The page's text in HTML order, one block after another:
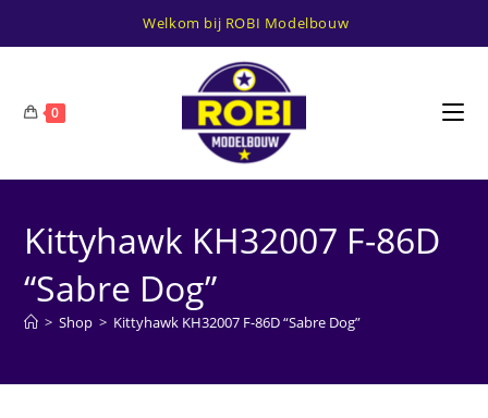
Welkom bij ROBI Modelbouw
0
Kittyhawk KH32007 F-86D
“Sabre Dog”
> Shop > Kittyhawk KH32007 F-86D “Sabre Dog”